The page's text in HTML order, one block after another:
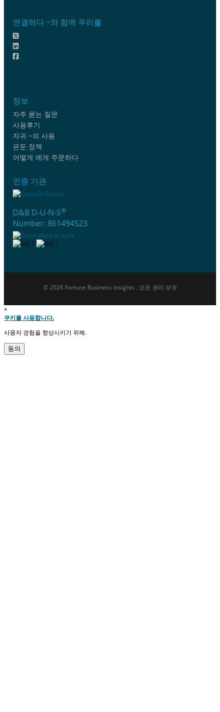
연결하다 ~와 함께 우리를
정보
자주 묻는 질문
사용후기
자귀 ~의 사용
은둔 정책
어떻게 에게 주문하다
인증 기관
D&B D-U-N-S®
Number: 861494523
© 2026 Fortune Business Insights . 모든 권리 보유
×
쿠키를 사용합니다.
사용자 경험을 향상시키기 위해.
동의